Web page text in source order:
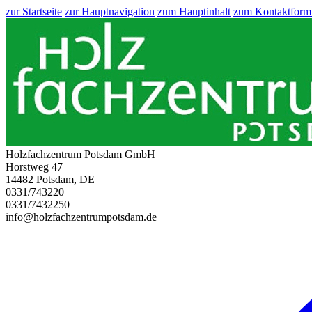
zur Startseite zur Hauptnavigation zum Hauptinhalt zum
Holzfachzentrum Potsdam GmbH
Horstweg 47
14482 Potsdam, DE
0331/743220
0331/7432250
info@holzfachzentrumpotsdam.de